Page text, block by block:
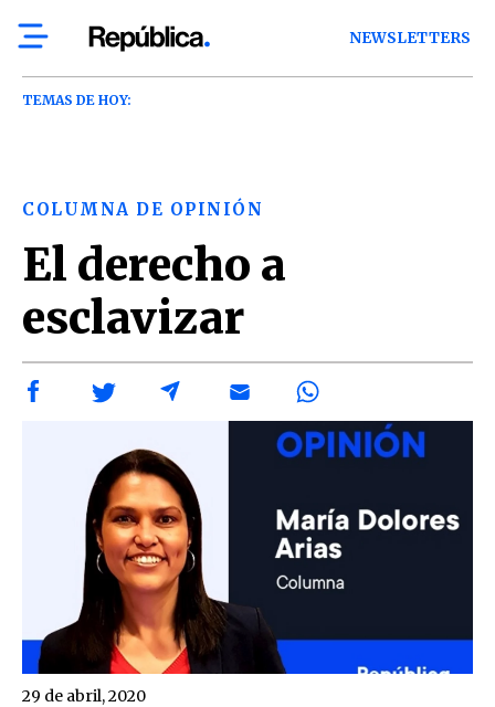
NEWSLETTERS
TEMAS DE HOY:
COLUMNA DE OPINIÓN
El derecho a
esclavizar
29 de abril, 2020